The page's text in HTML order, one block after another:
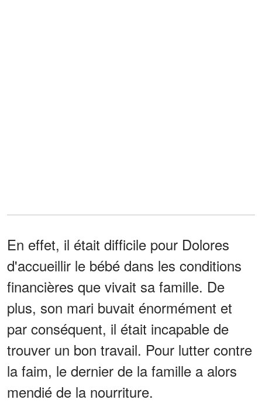
En effet, il était difficile pour Dolores
d'accueillir le bébé dans les conditions
financières que vivait sa famille. De
plus, son mari buvait énormément et
par conséquent, il était incapable de
trouver un bon travail. Pour lutter contre
la faim, le dernier de la famille a alors
mendié de la nourriture.